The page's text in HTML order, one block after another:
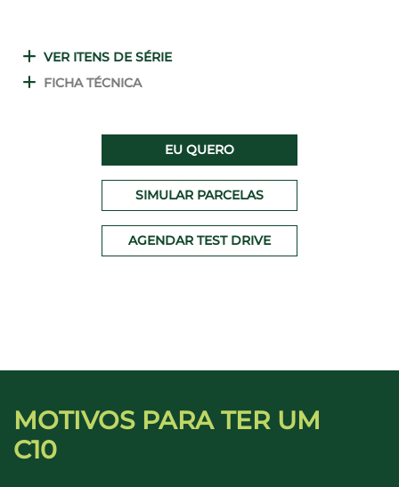
VER ITENS DE SÉRIE
FICHA TÉCNICA
EU QUERO
SIMULAR PARCELAS
AGENDAR TEST DRIVE
MOTIVOS PARA TER UM
C10